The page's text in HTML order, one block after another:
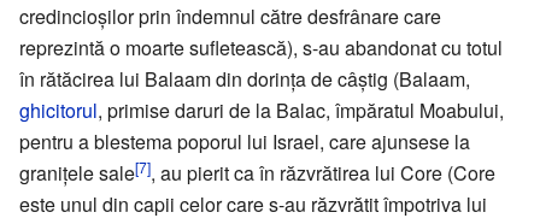
credincioşilor prin îndemnul către desfrânare care
reprezintă o moarte sufletească), s-au abandonat cu totul
în rătăcirea lui Balaam din dorinţa de câştig (Balaam,
ghicitorul, primise daruri de la Balac, împăratul Moabului,
pentru a blestema poporul lui Israel, care ajunsese la
graniţele sale[7], au pierit ca în răzvrătirea lui Core (Core
este unul din capii celor care s-au răzvrătit împotriva lui